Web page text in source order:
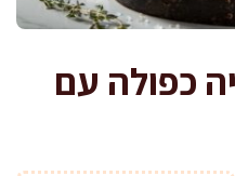
בצלייה כפולה עם